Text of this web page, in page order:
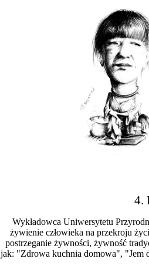
4.
Wykładowca Uniwersytetu
żywienie człowieka na przekroju
postrzeganie żywności, żywność
jak: "Zdrowa kuchnia domowa", "Jem